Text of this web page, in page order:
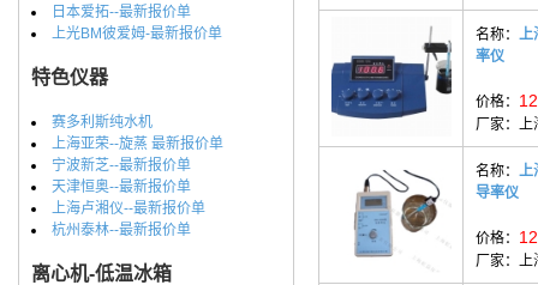
日本爱拓--最新报价单
上光BM彼爱姆-最新报价单
特色仪器
赛多利斯纯水机
上海亚荣--旋蒸 最新报价单
宁波新芝--最新报价单
天津恒奥--最新报价单
上海卢湘仪--最新报价单
杭州泰林--最新报价单
离心机-低温冰箱
名称： 上
率仪
价格：
厂家： 上
名称： 上
导率仪
价格：
厂家： 上